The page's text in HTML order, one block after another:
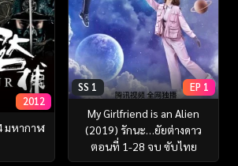
2012
มหากาฬ
SS 1 EP 1
My Girlfriend is an Alien
(2019) รักนะ…ยัยต่างดาว
ตอนที่ 1-28 จบ ซับไทย